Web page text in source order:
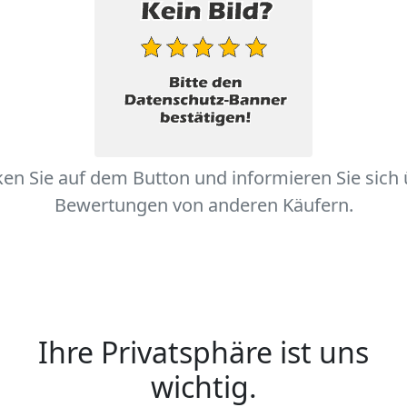
Sie auf dem Button und informieren Sie sich
Bewertungen von anderen Käufern.
Ihre Privatsphäre ist uns
wichtig.